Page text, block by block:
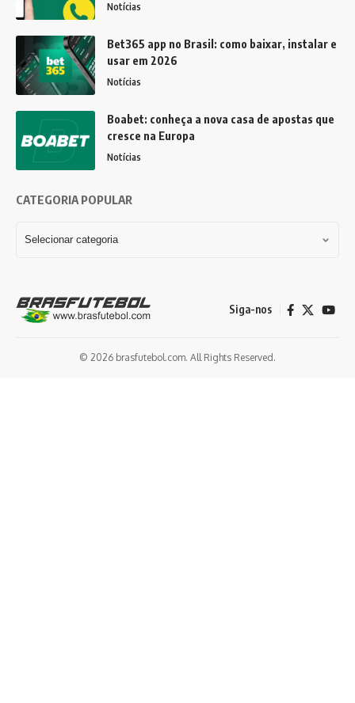
Notícias
Bet365 app no Brasil: como baixar, instalar e
usar em 2026
Notícias
Boabet: conheça a nova casa de apostas que
cresce na Europa
Notícias
CATEGORIA POPULAR
Siga-nos
© 2026 brasfutebol.com. All Rights Reserved.